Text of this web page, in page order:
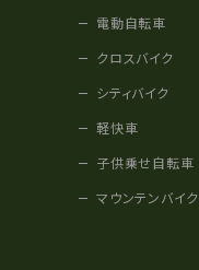
電動自転車
クロスバイク
シティバイク
軽快車
子供乗せ自転車
マウンテンバイク